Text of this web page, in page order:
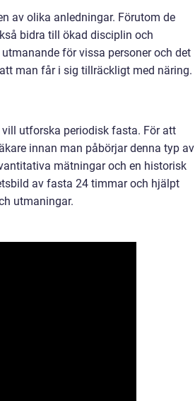
av olika anledningar. Förutom de
bidra till ökad disciplin och
för vissa personer och det
man får i sig tillräckligt med näring.
utforska periodisk fasta. För att
innan man påbörjar denna typ av
mätningar och en historisk
av fasta 24 timmar och hjälpt
utmaningar.